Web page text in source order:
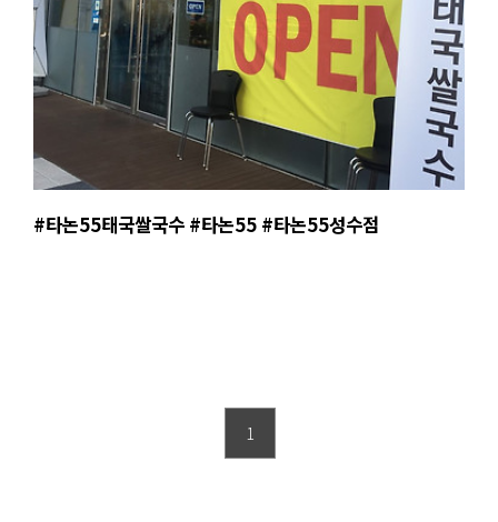
#타논55태국쌀국수 #타논55 #타논55성수점
1